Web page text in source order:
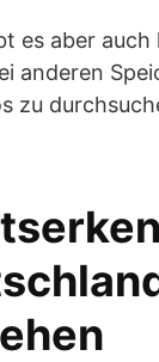
es aber auch
anderen
zu